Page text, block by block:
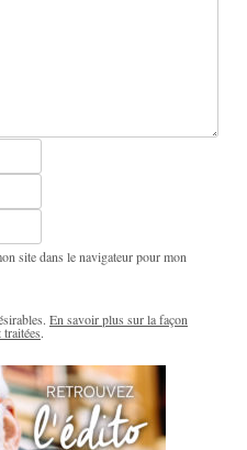
site dans le navigateur pour mon
En savoir plus sur la façon
.